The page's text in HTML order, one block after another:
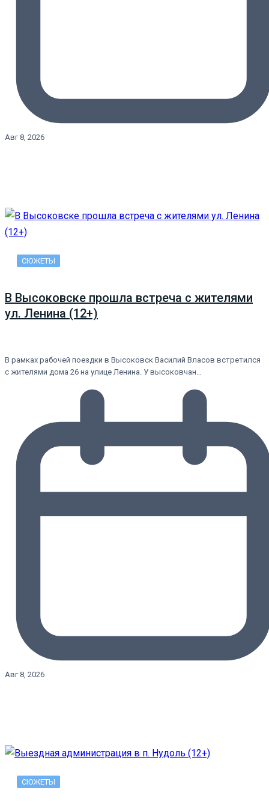
Авг 8, 2026
СЮЖЕТЫ
В Высоковске прошла встреча с жителями
ул. Ленина (12+)
В рамках рабочей поездки в Высоковск Василий Власов встретился
с жителями дома 26 на улице Ленина. У высоковчан…
Авг 8, 2026
СЮЖЕТЫ